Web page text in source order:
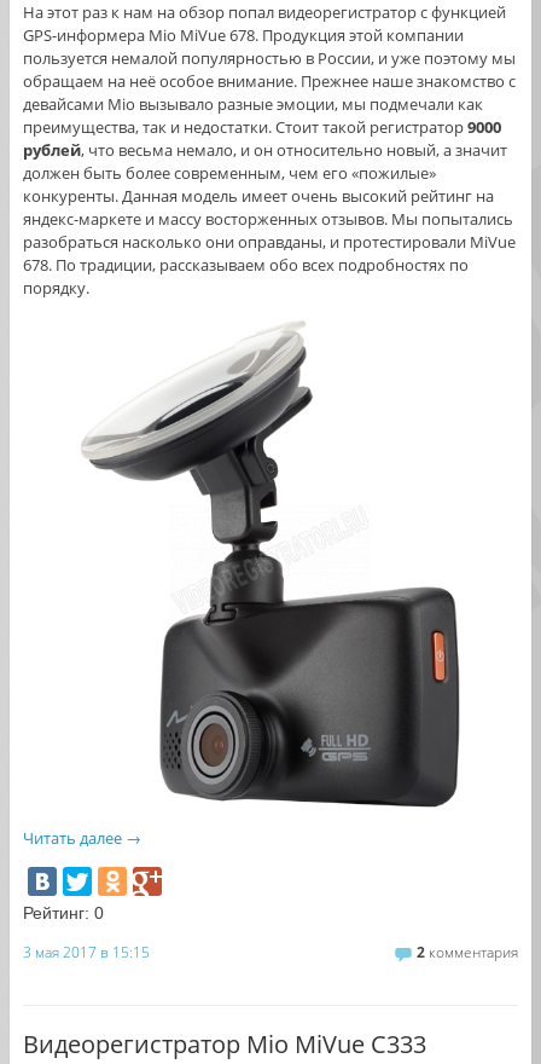
На этот раз к нам на обзор попал видеорегистратор с функцией
GPS-информера Mio MiVue 678. Продукция этой компании
пользуется немалой популярностью в России, и уже поэтому мы
обращаем на неё особое внимание. Прежнее наше знакомство с
девайсами Mio вызывало разные эмоции, мы подмечали как
преимущества, так и недостатки. Стоит такой регистратор9000
рублей, что весьма немало, и он относительно новый, а значит
должен быть более современным, чем его «пожилые»
конкуренты. Данная модель имеет очень высокий рейтинг на
яндекс-маркете и массу восторженных отзывов. Мы попытались
разобраться насколько они оправданы, и протестировали MiVue
678. По традиции, рассказываем обо всех подробностях по
порядку.
Читать далее →
Рейтинг: 0
3 мая 2017 в 15:15 2 комментария
Видеорегистратор Mio MiVue C333